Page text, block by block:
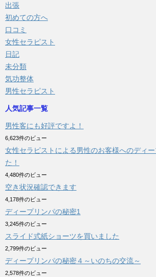
出張
初めての方へ
口コミ
女性セラピスト
日記
未分類
気功整体
男性セラピスト
人気記事一覧
男性客にも好評ですよ！
6,623件のビュー
女性セラピストによる男性のお客様へのディ
た！
4,480件のビュー
空き状況確認できます
4,178件のビュー
ディープリンパの秘密1
3,245件のビュー
スライド式紙ショーツを買いました
2,799件のビュー
ディープリンパの秘密４～いのちの交流～
2,578件のビュー